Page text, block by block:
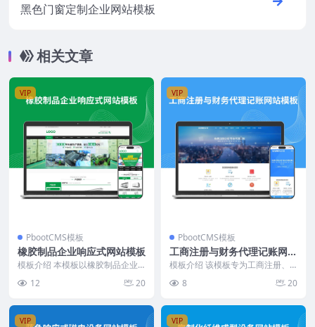
黑色门窗定制企业网站模板
相关文章
VIP
PbootCMS模板
橡胶制品企业响应式网站模板
模板介绍 本模板以橡胶制品企业
结构清晰，页面...
12 20
VIP
PbootCMS模板
工商注册与财务代理记账网站
模板
模板介绍 该模板专为工商注册、
务类网站设计，聚焦业...
8 20
VIP VIP